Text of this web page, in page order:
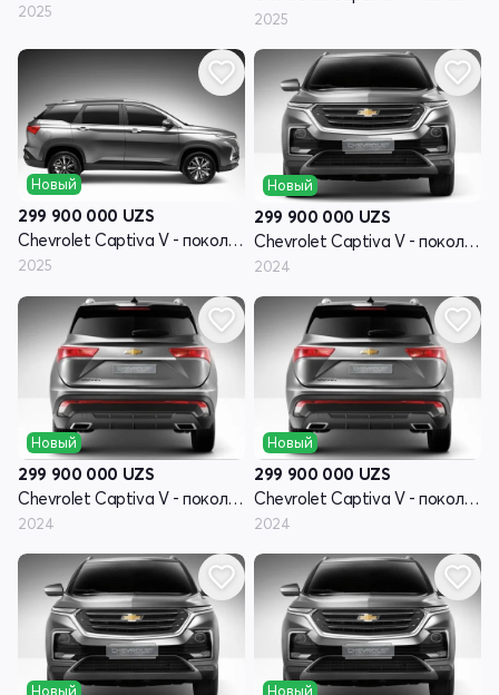
2025 2025
Новый
299 900 000 UZS
Chevrolet Captiva V - поколение
2025
Новый
299 900 000 UZS
Chevrolet Captiva V - поколение
2024
Новый
299 900 000 UZS
Chevrolet Captiva V - поколение
2024
Новый
299 900 000 UZS
Chevrolet Captiva V - поколение
2024
Новый Новый